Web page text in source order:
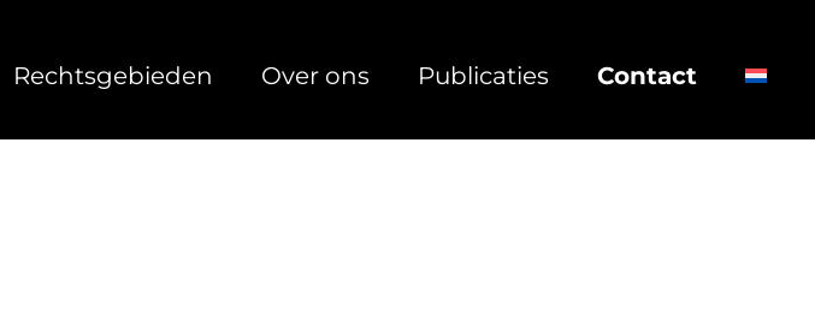
Rechtsgebieden Over ons Publicaties Contact